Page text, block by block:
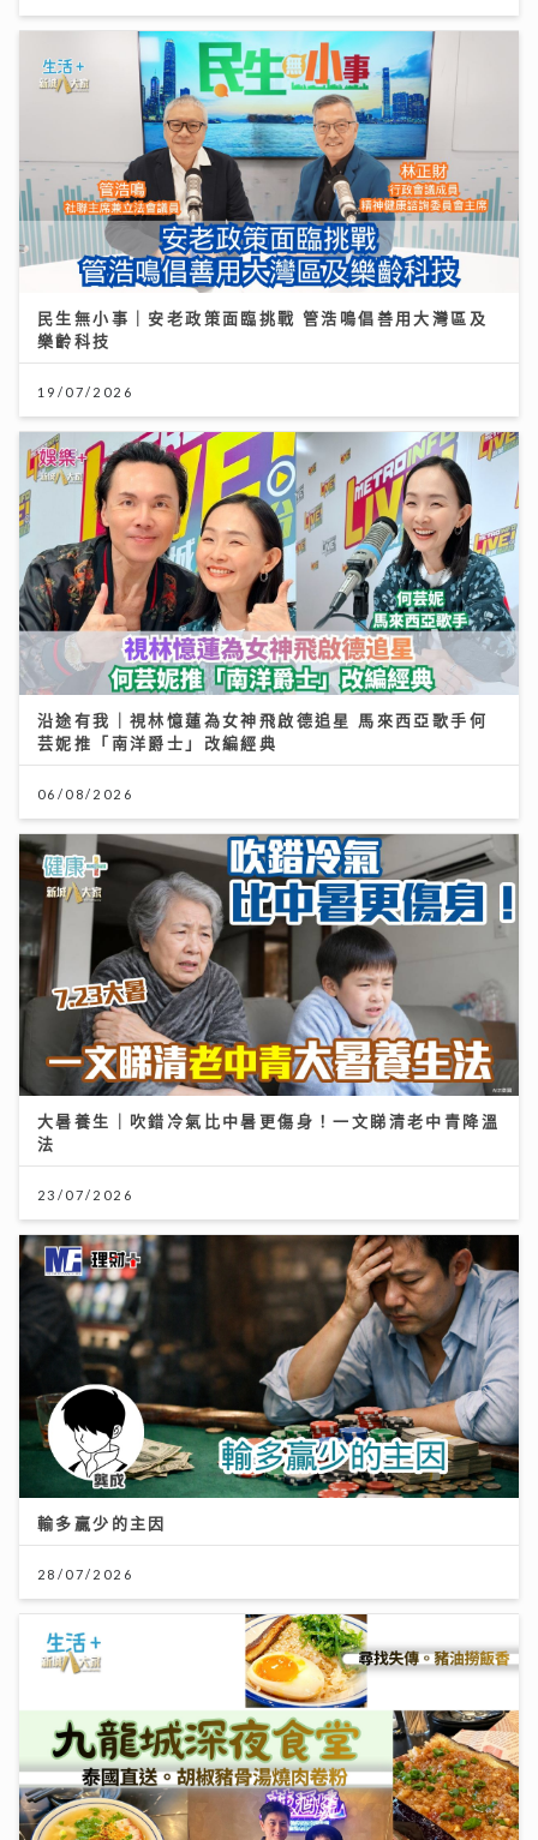
民生無小事｜安老政策面臨挑戰 管浩鳴倡善用大灣區及
樂齡科技
19/07/2026
沿途有我｜視林憶蓮為女神飛啟德追星 馬來西亞歌手何
芸妮推「南洋爵士」改編經典
06/08/2026
大暑養生｜吹錯冷氣比中暑更傷身！一文睇清老中青降溫
法
23/07/2026
輸多贏少的主因
28/07/2026